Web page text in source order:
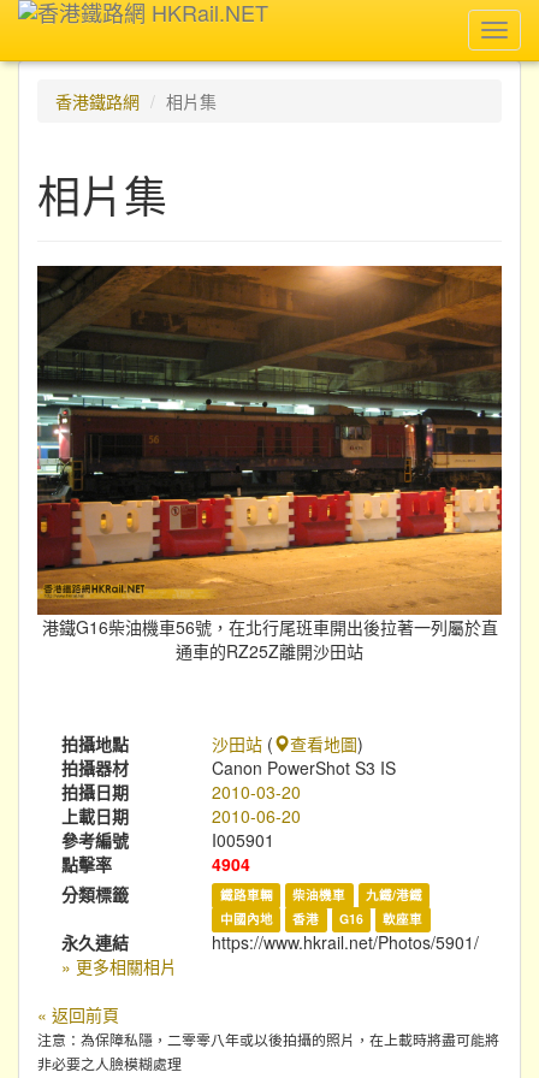
香港鐵路網
相片集
相片集
港鐵G16柴油機車56號，在北行尾班車開出後拉著一列屬於直
通車的RZ25Z離開沙田站
拍攝地點 沙田站 ( 查看地圖)
拍攝器材
Canon PowerShot S3 IS
拍攝日期
2010-03-20
上載日期
2010-06-20
參考編號
I005901
點擊率
4904
分類標籤
鐵路車輛 柴油機車
九鐵/港鐵
中國內地
香港 G16 軟座車
永久連結
https://www.hkrail.net/Photos/5901/
» 更多相關相片
« 返回前頁
注意：為保障私隱，二零零八年或以後拍攝的照片，在上載時將盡可能將
非必要之人臉模糊處理